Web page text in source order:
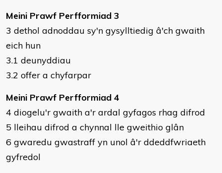
Meini Prawf Perfformiad 3
3 dethol adnoddau sy'n gysylltiedig â'ch gwaith
eich hun
3.1 deunyddiau
3.2 offer a chyfarpar
Meini Prawf Perfformiad 4
4 diogelu'r gwaith a'r ardal gyfagos rhag difrod
5 lleihau difrod a chynnal lle gweithio glân
6 gwaredu gwastraff yn unol â'r ddeddfwriaeth
gyfredol